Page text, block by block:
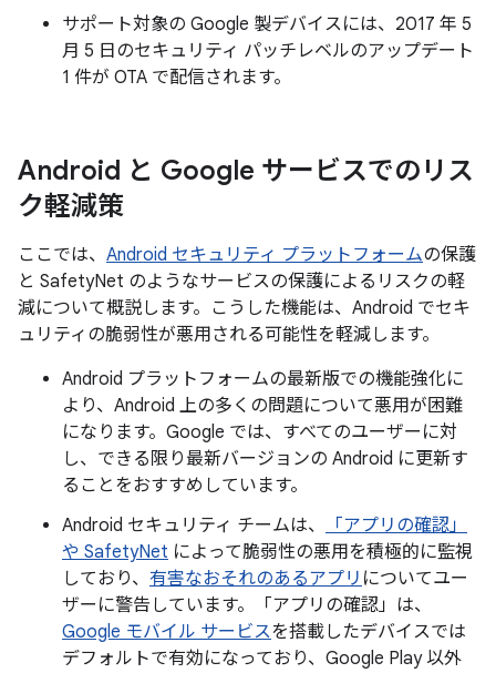
サポート対象の Google 製デバイスには、2017 年 5
月 5 日のセキュリティ パッチレベルのアップデート
1 件が OTA で配信されます。
Android と Google サービスでのリス
ク軽減策
ここでは、 Android セキュリティ プラットフォームの保護
と SafetyNet のようなサービスの保護によるリスクの軽
減について概説します。こうした機能は、Android でセキ
ュリティの脆弱性が悪用される可能性を軽減します。
Android プラットフォームの最新版での機能強化に
より、Android 上の多くの問題について悪用が困難
になります。Google では、すべてのユーザーに対
し、できる限り最新バージョンの Android に更新す
ることをおすすめしています。
Android セキュリティ チームは、
「アプリの確認」
や SafetyNet によって脆弱性の悪用を積極的に監視
しており、 有害なおそれのあるアプリ についてユー
ザーに警告しています。「アプリの確認」は、
Google モバイル サービスを搭載したデバイスでは
デフォルトで有効になっており、Google Play 以外